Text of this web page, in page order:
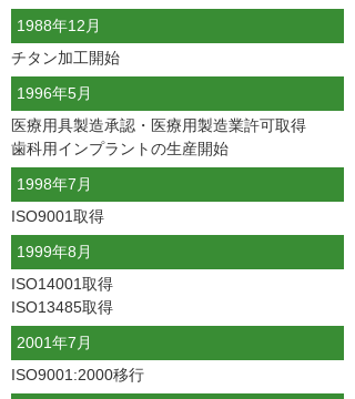
1988年12月
チタン加工開始
1996年5月
医療用具製造承認・医療用製造業許可取得
歯科用インプラントの生産開始
1998年7月
ISO9001取得
1999年8月
ISO14001取得
ISO13485取得
2001年7月
ISO9001:2000移行